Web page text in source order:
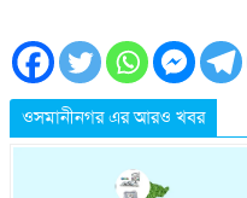
ওসমানীনগর এর আরও খবর